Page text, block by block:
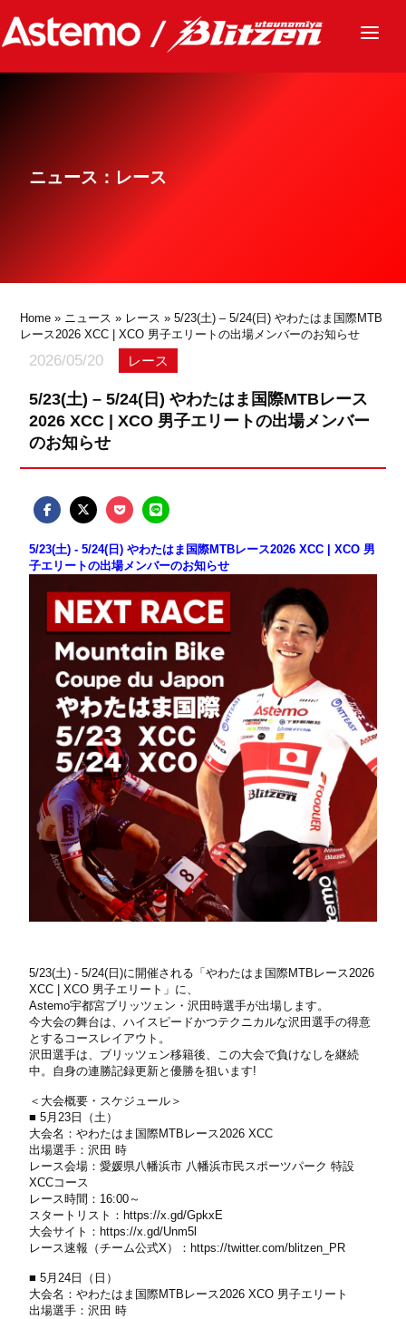
ニュース
グッズ
ニュース：レース
Home » ニュース » レース » 5/23(土) – 5/24(日) やわたはま国際MTB
レース2026 XCC | XCO 男子エリートの出場メンバーのお知らせ
2026/05/20 レース
5/23(土) – 5/24(日) やわたはま国際MTBレース
2026 XCC | XCO 男子エリートの出場メンバー
のお知らせ
5/23(土) - 5/24(日) やわたはま国際MTBレース2026 XCC | XCO 男
子エリートの出場メンバーのお知らせ
5/23(土) - 5/24(日)に開催される「やわたはま国際MTBレース2026
XCC | XCO 男子エリート」に、
Astemo宇都宮ブリッツェン・沢田時選手が出場します。
今大会の舞台は、ハイスピードかつテクニカルな沢田選手の得意
とするコースレイアウト。
沢田選手は、ブリッツェン移籍後、この大会で負けなしを継続
中。自身の連勝記録更新と優勝を狙います!
＜大会概要・スケジュール＞
■ 5月23日（土）
大会名：やわたはま国際MTBレース2026 XCC
出場選手：沢田 時
レース会場：愛媛県八幡浜市 八幡浜市民スポーツパーク 特設
XCCコース
レース時間：16:00～
スタートリスト： https://x.gd/GpkxE
大会サイト： https://x.gd/Unm5l
レース速報（チーム公式X）： https://twitter.com/blitzen_PR
■ 5月24日（日）
大会名：やわたはま国際MTBレース2026 XCO 男子エリート
出場選手：沢田 時